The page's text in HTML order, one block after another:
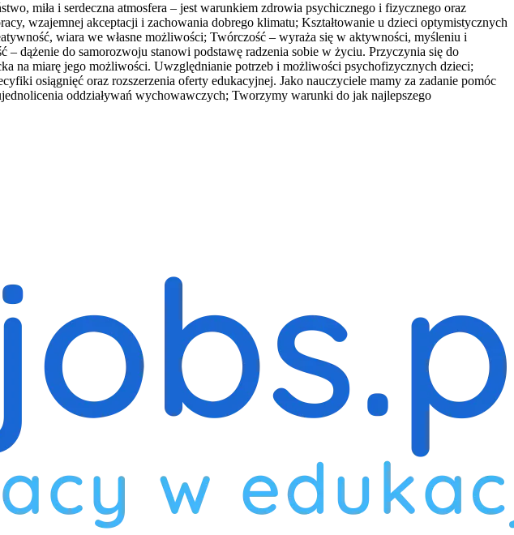
miła i serdeczna atmosfera – jest warunkiem zdrowia psychicznego i fizycznego oraz
wzajemnej akceptacji i zachowania dobrego klimatu; Kształtowanie u dzieci optymistycznych
wiara we własne możliwości; Twórczość – wyraża się w aktywności, myśleniu i
dążenie do samorozwoju stanowi podstawę radzenia sobie w życiu. Przyczynia się do
na miarę jego możliwości. Uwzględnianie potrzeb i możliwości psychofizycznych dzieci;
osiągnięć oraz rozszerzenia oferty edukacyjnej. Jako nauczyciele mamy za zadanie pomóc
oddziaływań wychowawczych; Tworzymy warunki do jak najlepszego